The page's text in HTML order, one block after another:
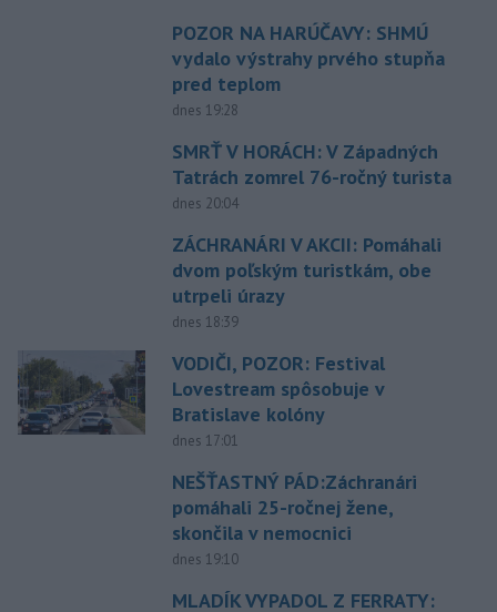
POZOR NA HARÚČAVY: SHMÚ
vydalo výstrahy prvého stupňa
pred teplom
dnes 19:28
SMRŤ V HORÁCH: V Západných
Tatrách zomrel 76-ročný turista
dnes 20:04
ZÁCHRANÁRI V AKCII: Pomáhali
dvom poľským turistkám, obe
utrpeli úrazy
dnes 18:39
VODIČI, POZOR: Festival
Lovestream spôsobuje v
Bratislave kolóny
dnes 17:01
NEŠŤASTNÝ PÁD:Záchranári
pomáhali 25-ročnej žene,
skončila v nemocnici
dnes 19:10
MLADÍK VYPADOL Z FERRATY: